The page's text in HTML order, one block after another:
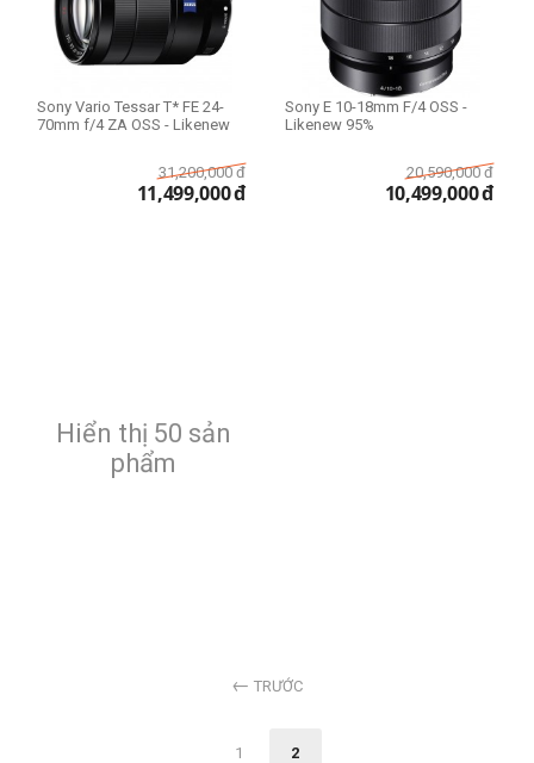
Sony Vario Tessar T* FE 24-
70mm f/4 ZA OSS - Likenew
31,200,000 đ
11,499,000đ
Sony E 10-18mm F/4 OSS -
Likenew 95%
20,590,000 đ
10,499,000đ
Hiển thị 50 sản
phẩm
TRƯỚC
1 2